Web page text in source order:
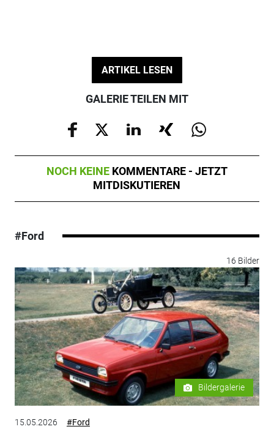
ARTIKEL LESEN
GALERIE TEILEN MIT
NOCH KEINE KOMMENTARE - JETZT
MITDISKUTIEREN
#Ford
16 Bilder
Bildergalerie
15.05.2026 #Ford